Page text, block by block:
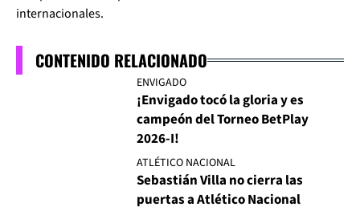
internacionales.
CONTENIDO RELACIONADO
ENVIGADO
¡Envigado tocó la gloria y es
campeón del Torneo BetPlay
2026-I!
ATLÉTICO NACIONAL
Sebastián Villa no cierra las
puertas a Atlético Nacional